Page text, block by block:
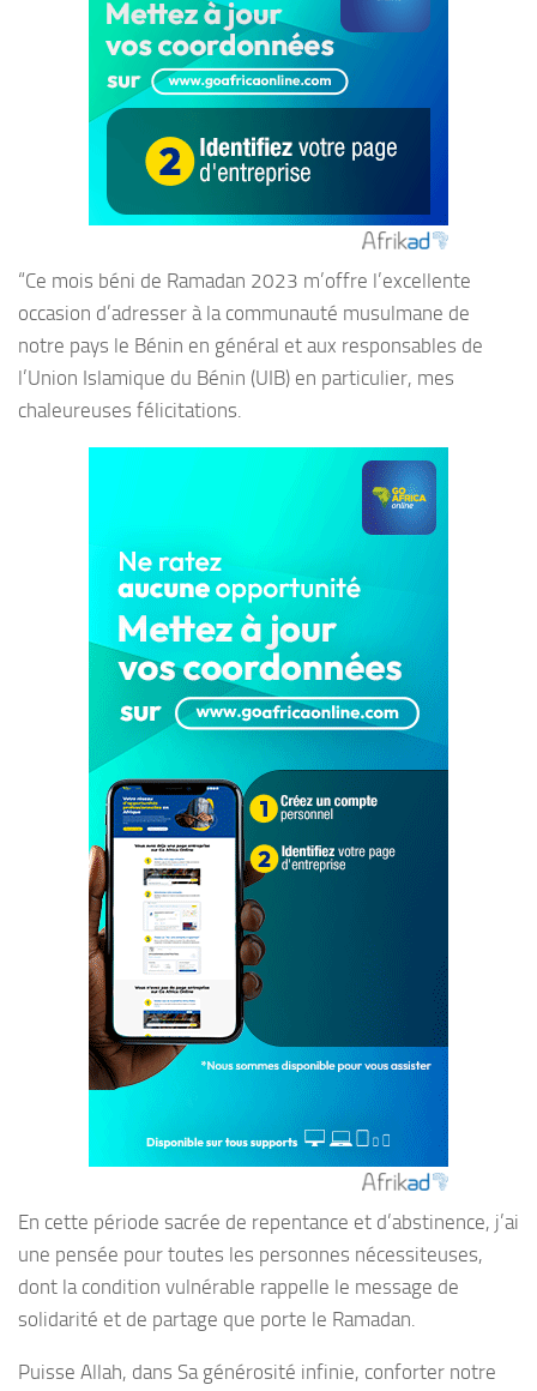
“Ce mois béni de Ramadan 2023 m’offre l’excellente
occasion d’adresser à la communauté musulmane de
notre pays le Bénin en général et aux responsables de
l’Union Islamique du Bénin (UIB) en particulier, mes
chaleureuses félicitations.
En cette période sacrée de repentance et d’abstinence, j’ai
une pensée pour toutes les personnes nécessiteuses,
dont la condition vulnérable rappelle le message de
solidarité et de partage que porte le Ramadan.
Puisse Allah, dans Sa générosité infinie, conforter notre